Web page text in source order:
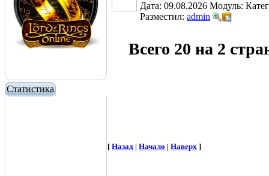
Статистика
Дата: 09.08.2026 Модуль:
Разместил: admin
Всего 20 на 2
[ Назад | Начало | Наверх ]